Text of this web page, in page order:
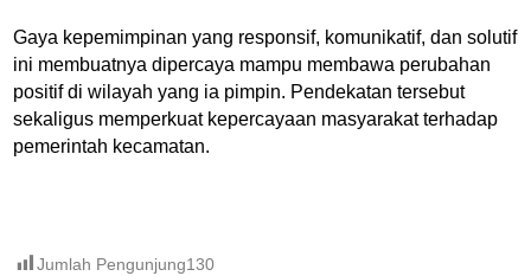
Gaya kepemimpinan yang responsif, komunikatif, dan solutif
ini membuatnya dipercaya mampu membawa perubahan
positif di wilayah yang ia pimpin. Pendekatan tersebut
sekaligus memperkuat kepercayaan masyarakat terhadap
pemerintah kecamatan.
Jumlah Pengunjung130